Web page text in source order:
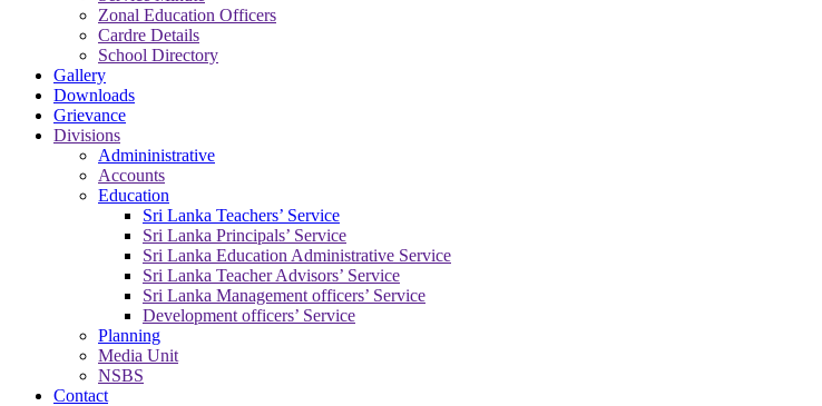
Zonal Education Officers
Cardre Details
School Directory
Gallery
Downloads
Grievance
Divisions
Admininistrative
Accounts
Education
Sri Lanka Teachers’ Service
Sri Lanka Principals’ Service
Sri Lanka Education Administrative Service
Sri Lanka Teacher Advisors’ Service
Sri Lanka Management officers’ Service
Development officers’ Service
Planning
Media Unit
NSBS
Contact